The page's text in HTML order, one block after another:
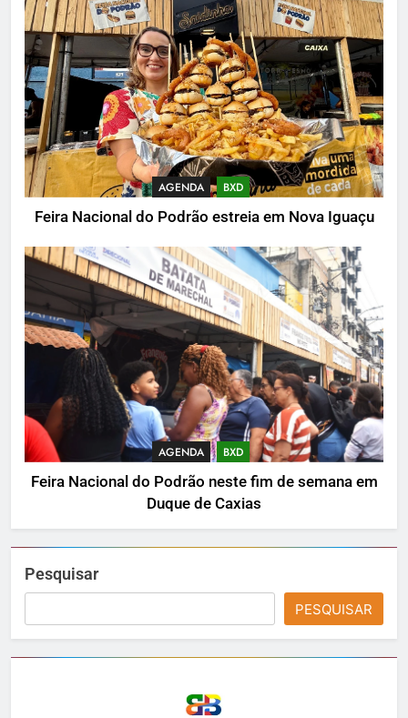
AGENDA BXD
Feira Nacional do Podrão estreia em Nova Iguaçu
AGENDA BXD
Feira Nacional do Podrão neste fim de semana em
Duque de Caxias
Pesquisar
PESQUISAR